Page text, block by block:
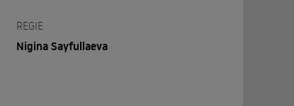
REGIE
Nigina Sayfullaeva